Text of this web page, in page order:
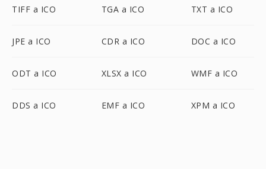
TIFF a ICO TGA a ICO TXT a ICO
JPE a ICO CDR a ICO DOC a ICO
ODT a ICO XLSX a ICO WMF a ICO
DDS a ICO EMF a ICO XPM a ICO